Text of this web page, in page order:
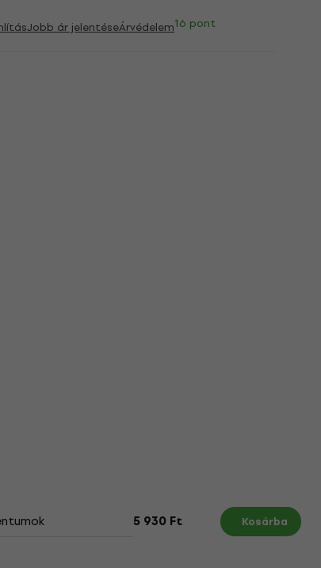
Jobb ár jelentéseÁrvédelem16 pont
5 930 Ft Kosárba